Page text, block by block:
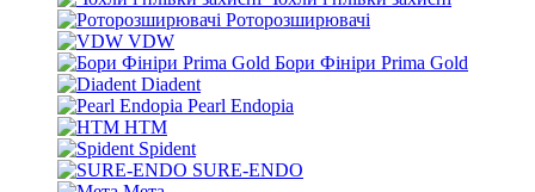
Роторозширювачі
VDW
Бори Фініри Prima Gold
Diadent
Pearl Endopia
HTM
Spident
SURE-ENDO